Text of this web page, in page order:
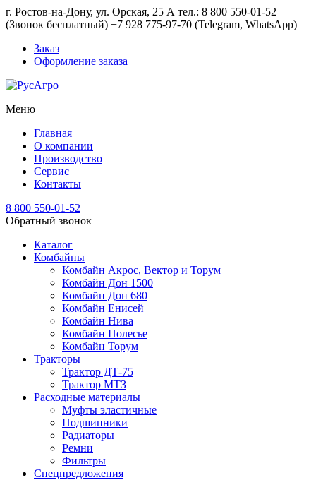
г. Ростов-на-Дону, ул. Орская, 25 А тел.: 8 800 550-01-52
(Звонок бесплатный) +7 928 775-97-70 (Telegram, WhatsApp)
Заказ
Оформление заказа
Меню
Главная
О компании
Производство
Сервис
Контакты
8 800 550-01-52
Обратный звонок
Каталог
Комбайны
Комбайн Акрос, Вектор и Торум
Комбайн Дон 1500
Комбайн Дон 680
Комбайн Енисей
Комбайн Нива
Комбайн Полесье
Комбайн Торум
Тракторы
Трактор ДТ-75
Трактор МТЗ
Расходные материалы
Муфты эластичные
Подшипники
Радиаторы
Ремни
Фильтры
Спецпредложения